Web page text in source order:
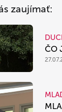
zaujímať:
ČO